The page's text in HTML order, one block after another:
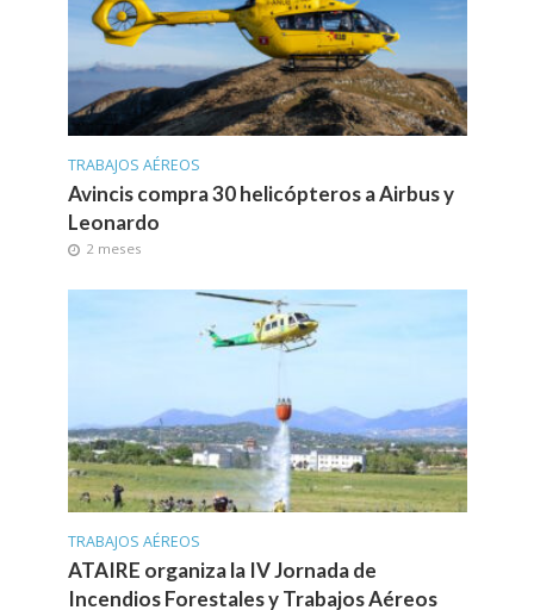
TRABAJOS AÉREOS
Avincis compra 30 helicópteros a Airbus y
Leonardo
2 meses
TRABAJOS AÉREOS
ATAIRE organiza la IV Jornada de
Incendios Forestales y Trabajos Aéreos